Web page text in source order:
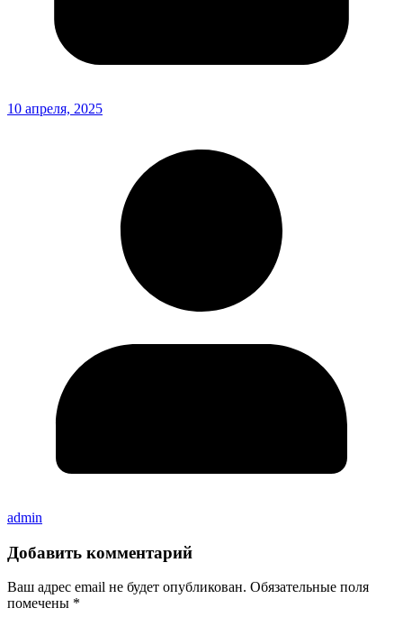
10 апреля, 2025
admin
Добавить комментарий
Ваш адрес email не будет опубликован. Обязательные поля
помечены *